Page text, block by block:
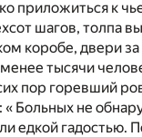
приложиться к
шагов, толпа
коробе, двери
тысячи
пор горевший
Больных не
едкой гадостью.